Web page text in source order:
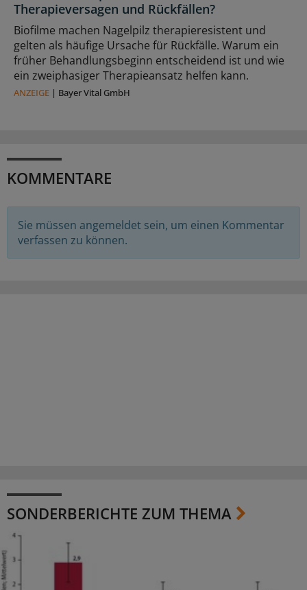
Therapieversagen und Rückfällen?
Biofilme machen Nagelpilz therapieresistent und
gelten als häufige Ursache für Rückfälle. Warum ein
früher Behandlungsbeginn entscheidend ist und wie
ein zweiphasiger Therapieansatz helfen kann.
ANZEIGE | Bayer Vital GmbH
KOMMENTARE
Sie müssen angemeldet sein, um einen Kommentar
verfassen zu können.
SONDERBERICHTE ZUM THEMA